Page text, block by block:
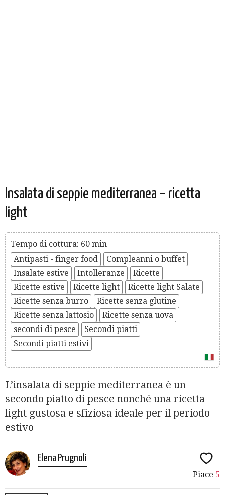
Insalata di seppie mediterranea – ricetta
light
Tempo di cottura: 60 min
Antipasti - finger food
Compleanni o buffet
Insalate estive
Intolleranze
Ricette
Ricette estive
Ricette light
Ricette light Salate
Ricette senza burro
Ricette senza glutine
Ricette senza lattosio
Ricette senza uova
secondi di pesce
Secondi piatti
Secondi piatti estivi
L’insalata di seppie mediterranea è un
secondo piatto di pesce nonché una ricetta
light gustosa e sfiziosa ideale per il periodo
estivo
Elena Prugnoli
Piace 5